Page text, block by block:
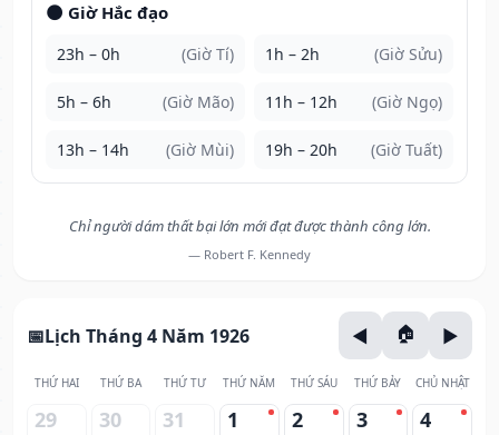
🌑 Giờ Hắc đạo
23h – 0h (Giờ Tí) 1h – 2h (Giờ Sửu)
5h – 6h (Giờ Mão) 11h – 12h (Giờ Ngọ)
13h – 14h (Giờ Mùi) 19h – 20h (Giờ Tuất)
Chỉ người dám thất bại lớn mới đạt được thành công lớn.
— Robert F. Kennedy
Lịch Tháng 4 Năm 1926
THỨ HAI THỨ BA THỨ TƯ THỨ NĂM THỨ SÁU THỨ BẢY CHỦ NHẬT
29 30 31 1 2 3 4